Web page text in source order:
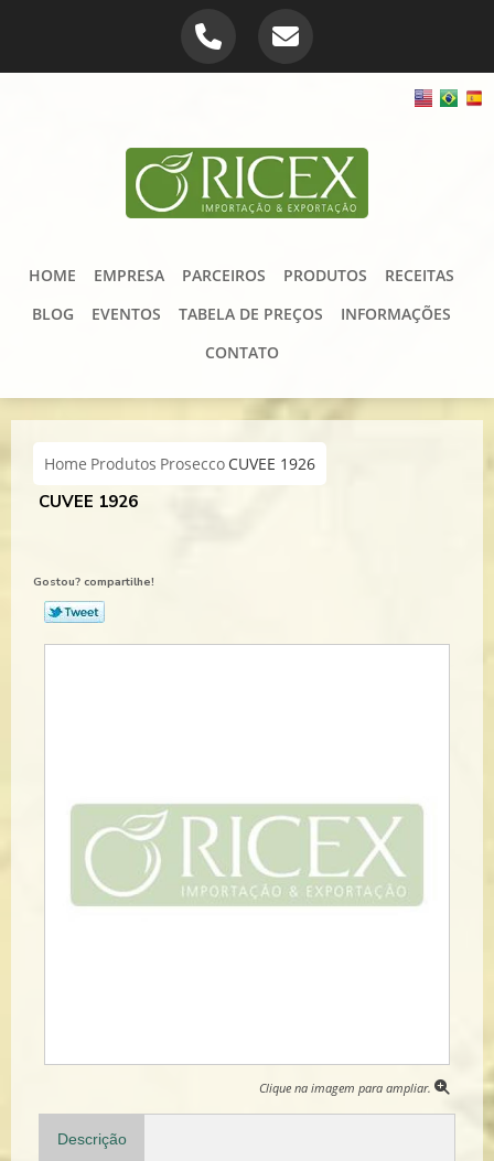
HOME EMPRESA PARCEIROS PRODUTOS
RECEITAS
BLOG
EVENTOS TABELA DE PREÇOS
INFORMAÇÕES
CONTATO
Home Produtos Prosecco CUVEE 1926
CUVEE 1926
Gostou? compartilhe!
Clique na imagem para ampliar.
Descrição